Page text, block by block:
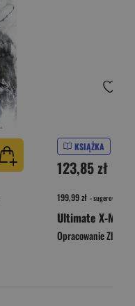
KSIĄŻKA
123,85 zł
199,99 zł - sugerowana
Ultimate X-Men.
Opracowanie